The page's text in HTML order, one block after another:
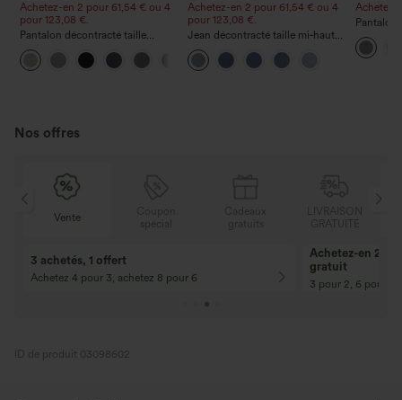
Achetez-en 2 pour 61,54 € ou 4
pour 123,08 €.
Pantalon décontracté taille
haute à jambe droite, effet lin,
avec poches
Achetez-en 2 pour 61,54 € ou 4
pour 123,08 €.
Jean décontracté taille mi‑haute,
à cordon de serrage, avec
poches
Achetez-
Pantalon
poches
Nos offres
Vente
3 achetés, 1 offert
Achetez 4 pour 3, achetez 8 pour 6
Achetez-en 2,
gratuit
3 pour 2, 6 pour 4,
ID de produit 03098602